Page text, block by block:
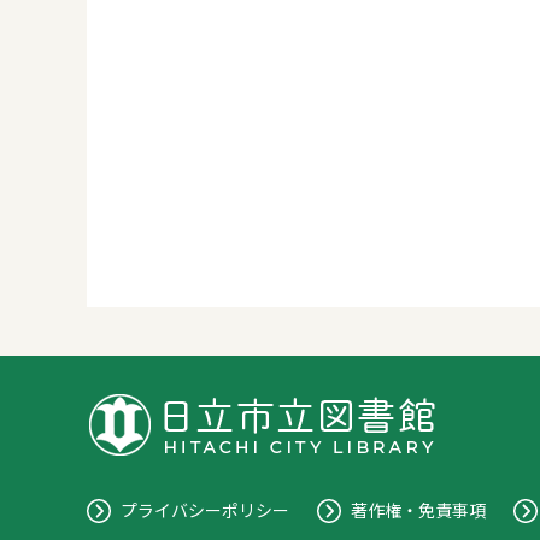
プライバシーポリシー 著作権・免責事項